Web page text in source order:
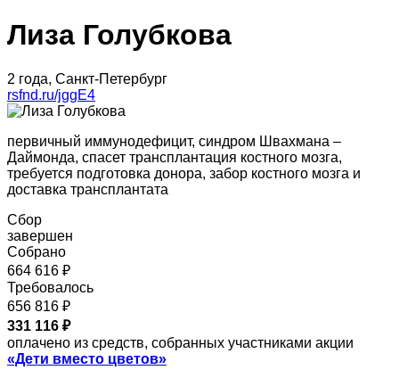
Лиза Голубкова
2 года, Санкт-Петербург
rsfnd.ru/jggE4
первичный иммунодефицит, синдром Швахмана –
Даймонда, спасет трансплантация костного мозга,
требуется подготовка донора, забор костного мозга и
доставка трансплантата
Сбор
завершен
Собрано
664 616 ₽
Требовалось
656 816 ₽
331 116 ₽
оплачено из средств, собранных участниками акции
«Дети вместо цветов»